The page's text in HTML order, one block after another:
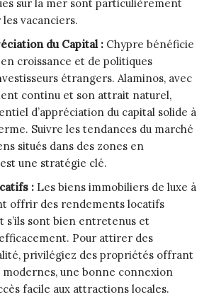
sur la mer sont particulièrement
vacanciers.
du Capital : Chypre bénéficie
croissance et de politiques
étrangers. Alaminos, avec
continu et son attrait naturel,
d’appréciation du capital solide à
Suivre les tendances du marché
situés dans des zones en
une stratégie clé.
: Les biens immobiliers de luxe à
offrir des rendements locatifs
s’ils sont bien entretenus et
Pour attirer des
privilégiez des propriétés offrant
modernes, une bonne connexion
facile aux attractions locales.